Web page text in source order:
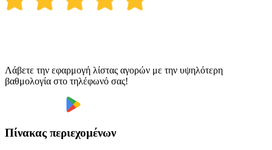
Λάβετε την εφαρμογή λίστας αγορών με την υψηλότερη
βαθμολογία στο τηλέφωνό σας!
Πίνακας περιεχομένων